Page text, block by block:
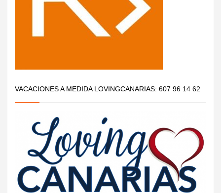
VACACIONES A MEDIDA LOVINGCANARIAS: 607 96 14 62